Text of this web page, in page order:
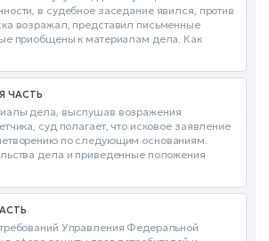
в судебное заседание явился, против
возражал, представил письменные
приобщены к материалам дела. Как
ЧАСТЬ
дела, выслушав возражения
суд полагает, что исковое заявление
по следующим основаниям.
дела и приведенные положения
Управления Федеральной